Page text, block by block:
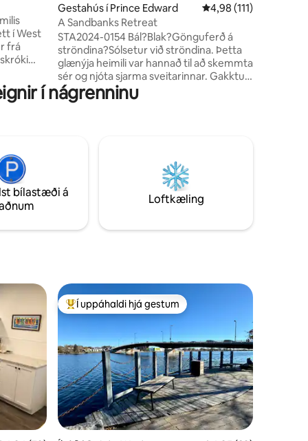
frá
mikla
tvo
Gestahús í Prince Edward 4,98 af 5 í
4,98 (111)
A Sandbanks Retreat
STA2024-0154 Bál?Blak?Gönguferð á
ströndina?Sólsetur við ströndina. Þetta
glænýja heimili var hannað til að skemmta
sér og njóta sjarma sveitarinnar. Gakktu
að ströndinni á 20 mínútum, keyrðu á 3
mínútum eða 10 mínútum að miðbæ
verslunum sem PEC hefur í vændum
fyrir ferðina þína. Farðu í útisturtu eftir
ströndina eða slakaðu á á veröndinni og
í nágrenninu
bílastæði á
Loftkæling
Í mestu uppáhaldi hjá gestum
Í uppáhaldi hjá gestum